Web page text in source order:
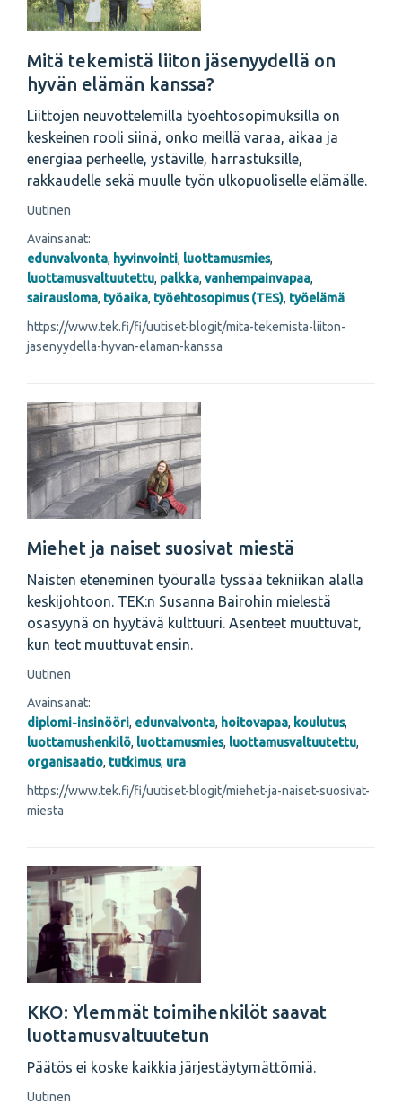
Mitä tekemistä liiton jäsenyydellä on
hyvän elämän kanssa?
Liittojen neuvottelemilla työehtosopimuksilla on
keskeinen rooli siinä, onko meillä varaa, aikaa ja
energiaa perheelle, ystäville, harrastuksille,
rakkaudelle sekä muulle työn ulkopuoliselle elämälle.
Uutinen
Avainsanat:
edunvalvonta, hyvinvointi, luottamusmies,
luottamusvaltuutettu, palkka, vanhempainvapaa,
sairausloma, työaika, työehtosopimus (TES), työelämä
https://www.tek.fi/fi/uutiset-blogit/mita-tekemista-liiton-
jasenyydella-hyvan-elaman-kanssa
Miehet ja naiset suosivat miestä
Naisten eteneminen työuralla tyssää tekniikan alalla
keskijohtoon. TEK:n Susanna Bairohin mielestä
osasyynä on hyytävä kulttuuri. Asenteet muuttuvat,
kun teot muuttuvat ensin.
Uutinen
Avainsanat:
diplomi-insinööri, edunvalvonta, hoitovapaa, koulutus,
luottamushenkilö, luottamusmies, luottamusvaltuutettu,
organisaatio, tutkimus, ura
https://www.tek.fi/fi/uutiset-blogit/miehet-ja-naiset-suosivat-
miesta
KKO: Ylemmät toimihenkilöt saavat
luottamusvaltuutetun
Päätös ei koske kaikkia järjestäytymättömiä.
Uutinen